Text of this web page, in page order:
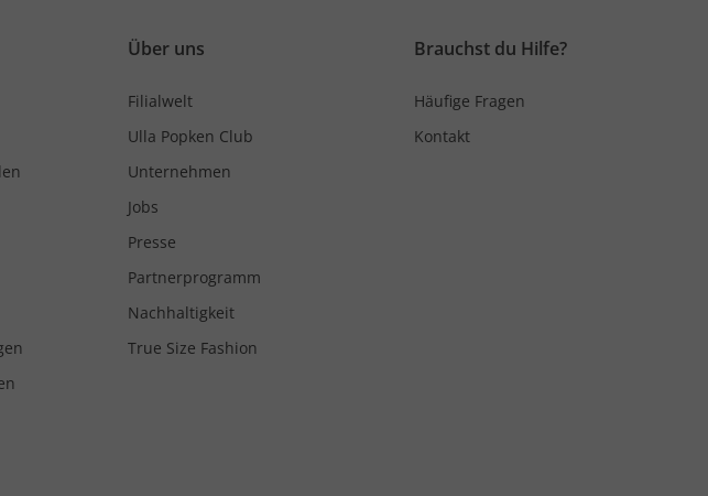
Über uns
Filialwelt
Ulla Popken Club
Unternehmen
Jobs
Presse
Partnerprogramm
Nachhaltigkeit
True Size Fashion
Brauchst du Hilfe?
Häufige Fragen
Kontakt